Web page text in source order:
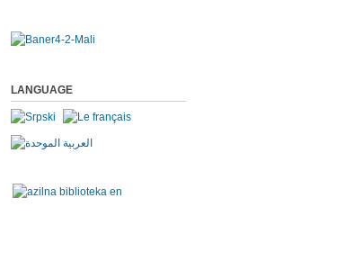
LANGUAGE